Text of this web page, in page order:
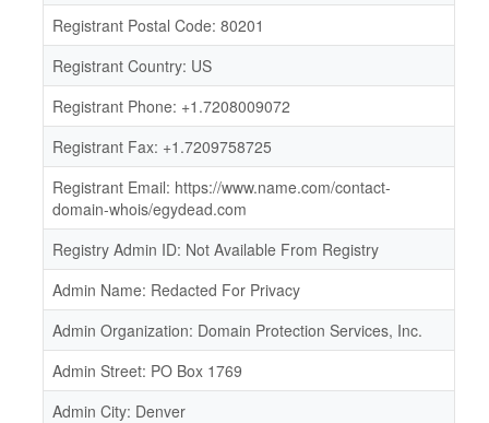
Registrant Postal Code: 80201
Registrant Country: US
Registrant Phone: +1.7208009072
Registrant Fax: +1.7209758725
Registrant Email: https://www.name.com/contact-
domain-whois/egydead.com
Registry Admin ID: Not Available From Registry
Admin Name: Redacted For Privacy
Admin Organization: Domain Protection Services, Inc.
Admin Street: PO Box 1769
Admin City: Denver